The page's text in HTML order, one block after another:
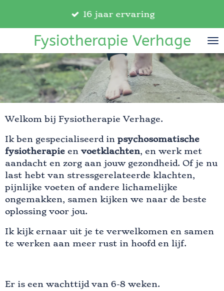
hoofdinhoud
Fysiotherapie Verhage
16 jaar ervaring
Welkom bij Fysiotherapie Verhage.
Ik ben gespecialiseerd in psychosomatische
fysiotherapie en voetklachten, en werk met
aandacht en zorg aan jouw gezondheid. Of je nu
last hebt van stressgerelateerde klachten,
pijnlijke voeten of andere lichamelijke
ongemakken, samen kijken we naar de beste
oplossing voor jou.
Ik kijk ernaar uit je te verwelkomen en samen
te werken aan meer rust in hoofd en lijf.
Er is een wachttijd van 6-8 weken.